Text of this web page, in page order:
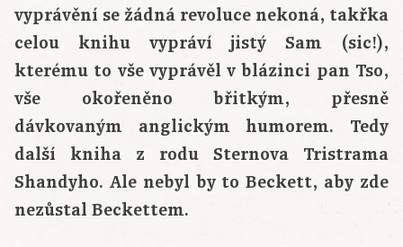
vyprávění se žádná revoluce nekoná, takřka
celou knihu vypráví jistý Sam (sic!),
kterému to vše vyprávěl v blázinci pan Tso,
vše okořeněno břitkým, přesně
dávkovaným anglickým humorem. Tedy
další kniha z rodu Sternova Tristrama
Shandyho. Ale nebyl by to Beckett, aby zde
nezůstal Beckettem.